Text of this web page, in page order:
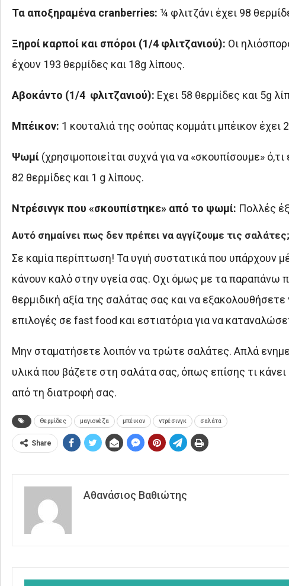
Τα αποξηραμένα cranberries: ¼ φλιτζάνι έχει 98
Ξηροί καρποί και σπόροι (1/4 φλιτζανιού): Οι
έχουν 193 θερμίδες και 18g λίπους.
Αβοκάντο (1/4 φλιτζανιού): Εχει 58 θερμίδες και 5g
Μπέικον: 1 κουταλιά της σούπας κομμάτι μπέικον έχει
Ψωμί(χρησιμοποιείται συχνά για να «σκουπίσουμε»
82 θερμίδες και 1 g λίπους.
Ντρέσινγκ που «σκουπίστηκε» από το ψωμί: Πολλές
Αυτό σημαίνει πως δεν πρέπει να αγγίζουμε τις σαλάτες;
Σε καμία περίπτωση! Τα υγιή συστατικά που υπάρχουν
κάνουν καλό στην υγεία σας. Οχι όμως με τα παραπάνω
θερμιδική αξία της σαλάτας σας και να
επιλογές σε fast food και εστιατόρια για να
Μην σταματήσετε λοιπόν να τρώτε σαλάτες. Απλά
υλικά που βάζετε στη σαλάτα σας, όπως επίσης τι
από τη διατροφή σας.
Θερμίδες μαγιονέζα μπέικον ντρέσινγκ σαλάτα
Share
Αθανάσιος Βαθιώτης